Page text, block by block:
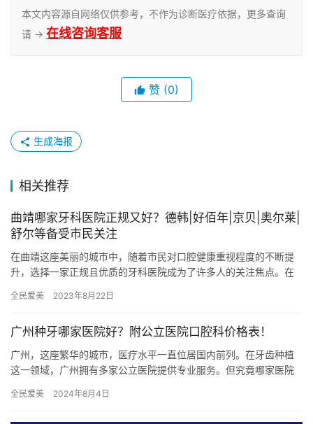
本文内容源自网络仅供参考，不作为诊断医疗依据，更多查询
请 → 在线咨询客服
赞 (0)
生成海报
相关推荐
曲靖哪家牙科医院正规又好？德韩|好佰年|京贝|奥尔莱|
舒尔等备受市民关注
在曲靖这座美丽的城市中，随着市民对口腔健康重视程度的不断提
升，选择一家正规且优质的牙科医院成为了许多人的关注焦点。在
以及舒…
全民爱美 2023年8月22日
广州种牙哪家医院好？附公立医院口腔科价格表！
广州，这座繁华的城市，医疗水平一直位居国内前列。在牙齿种植
这一领域，广州拥有多家公立医院提供专业服务。但究竟哪家医院
附…
全民爱美 2024年8月4日